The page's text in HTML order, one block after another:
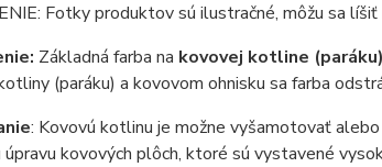
Fotky produktov sú ilustračné, môžu sa líšiť
Základná farba na kovovej kotline
(paráku) a kovovom ohnisku sa farba
: Kovovú kotlinu je možne vyšamotovať
úpravu kovových plôch, ktoré sú vystavené